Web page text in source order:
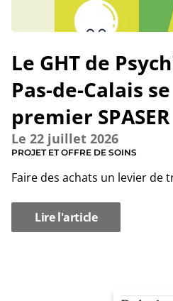
Le GHT de
Pas-de-Calais
premier SPASER
Le 22 juillet 2026
PROJET ET OFFRE DE SOINS
Faire des achats un levier
Lire l'article